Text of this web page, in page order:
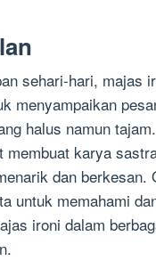
sehari-hari, majas
menyampaikan
halus namun
membuat karya
dan berkesan.
untuk memahami
ironi dalam